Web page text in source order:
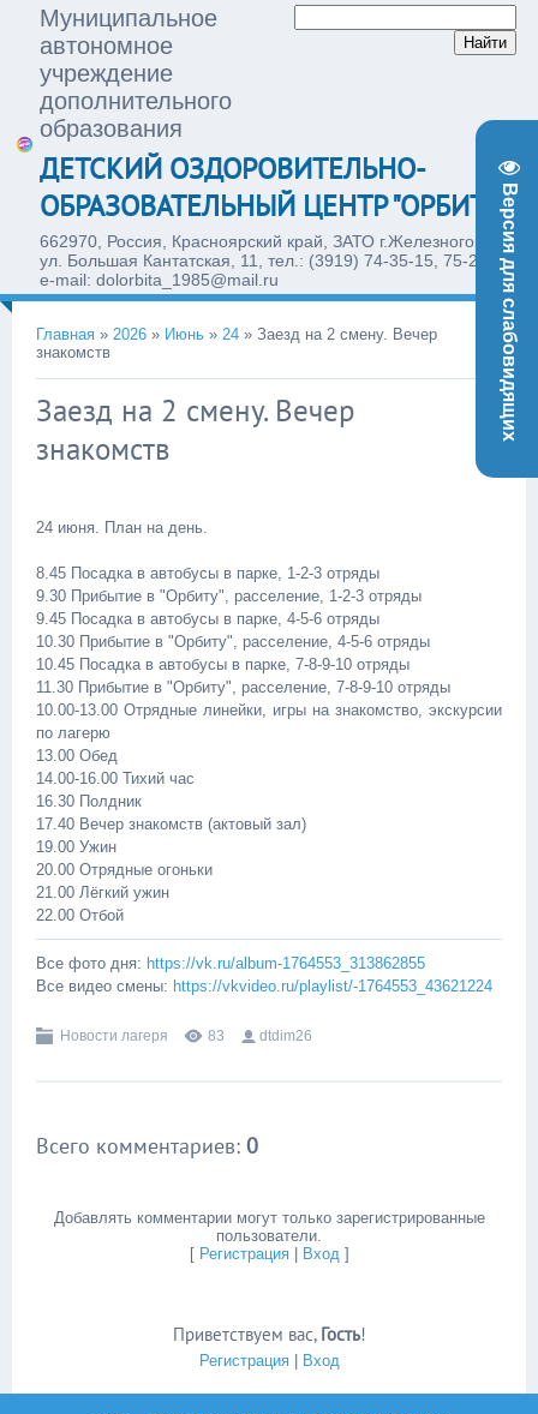
Версия для слабовидящих
Муниципальное
автономное
учреждение
дополнительного
образования
ДЕТСКИЙ ОЗДОРОВИТЕЛЬНО-
ОБРАЗОВАТЕЛЬНЫЙ ЦЕНТР "ОРБИТА"
662970, Россия, Красноярский край, ЗАТО г.Железногорск,
ул. Большая Кантатская, 11, тел.: (3919) 74-35-15, 75-28-77,
e-mail: dolorbita_1985@mail.ru
Главная » 2026 » Июнь » 24 » Заезд на 2 смену. Вечер
знакомств
Заезд на 2 смену. Вечер
знакомств
24 июня. План на день.
8.45 Посадка в автобусы в парке, 1-2-3 отряды
9.30 Прибытие в "Орбиту", расселение, 1-2-3 отряды
9.45 Посадка в автобусы в парке, 4-5-6 отряды
10.30 Прибытие в "Орбиту", расселение, 4-5-6 отряды
10.45 Посадка в автобусы в парке, 7-8-9-10 отряды
11.30 Прибытие в "Орбиту", расселение, 7-8-9-10 отряды
10.00-13.00 Отрядные линейки, игры на знакомство, экскурсии
по лагерю
13.00 Обед
14.00-16.00 Тихий час
16.30 Полдник
17.40 Вечер знакомств (актовый зал)
19.00 Ужин
20.00 Отрядные огоньки
21.00 Лёгкий ужин
22.00 Отбой
Все фото дня: https://vk.ru/album-1764553_313862855
Все видео смены: https://vkvideo.ru/playlist/-1764553_43621224
Новости лагеря 83 dtdim26
Всего комментариев: 0
Добавлять комментарии могут только зарегистрированные
пользователи.
[ Регистрация| Вход]
Приветствуем вас, Гость!
Регистрация| Вход